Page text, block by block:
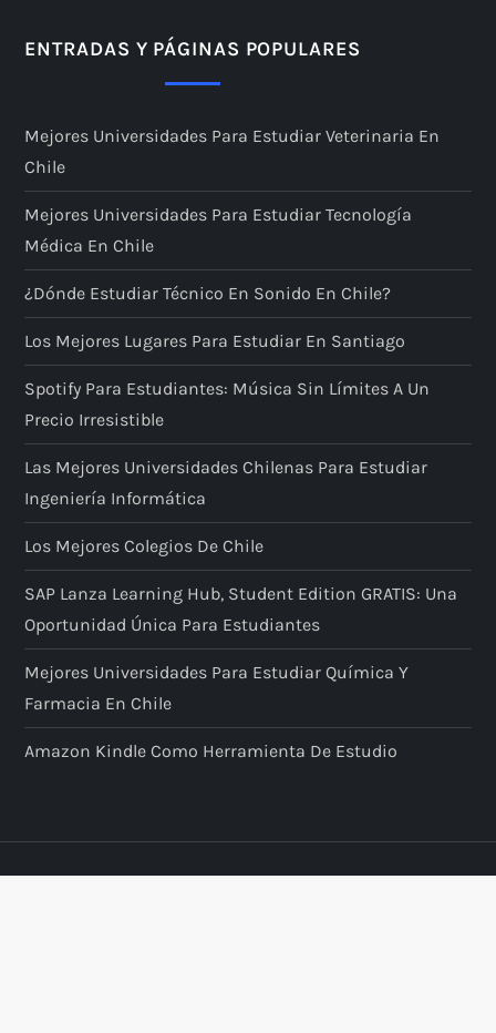
ENTRADAS Y PÁGINAS POPULARES
Mejores Universidades Para Estudiar Veterinaria En
Chile
Mejores Universidades Para Estudiar Tecnología
Médica En Chile
¿Dónde Estudiar Técnico En Sonido En Chile?
Los Mejores Lugares Para Estudiar En Santiago
Spotify Para Estudiantes: Música Sin Límites A Un
Precio Irresistible
Las Mejores Universidades Chilenas Para Estudiar
Ingeniería Informática
Los Mejores Colegios De Chile
SAP Lanza Learning Hub, Student Edition GRATIS: Una
Oportunidad Única Para Estudiantes
Mejores Universidades Para Estudiar Química Y
Farmacia En Chile
Amazon Kindle Como Herramienta De Estudio